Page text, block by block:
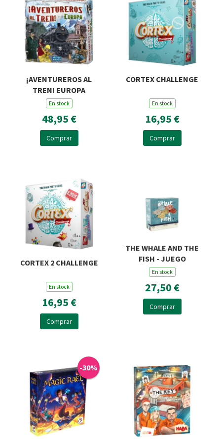
¡AVENTUREROS AL
TREN! EUROPA
En stock
48,95 €
Comprar
CORTEX CHALLENGE
En stock
16,95 €
Comprar
CORTEX 2 CHALLENGE
En stock
16,95 €
Comprar
THE WHALE AND THE
FISH - JUEGO
En stock
27,50 €
Comprar
-30%